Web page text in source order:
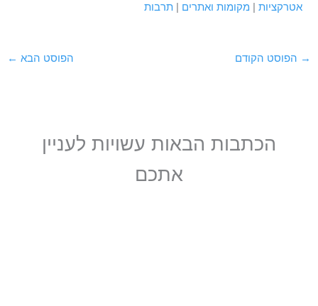
אטרקציות
מקומות ואתרים |תרבות
→ הפוסט הקודם הפוסט הבא ←
הכתבות הבאות עשויות לעניין
אתכם